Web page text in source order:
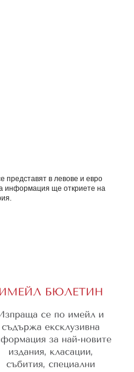
представят в левове и евро
информация ще откриете на